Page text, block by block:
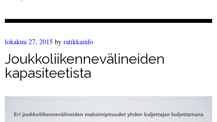
lokakuu 27, 2015 by ratikkainfo
Joukkoliikennevälineiden
kapasiteetista